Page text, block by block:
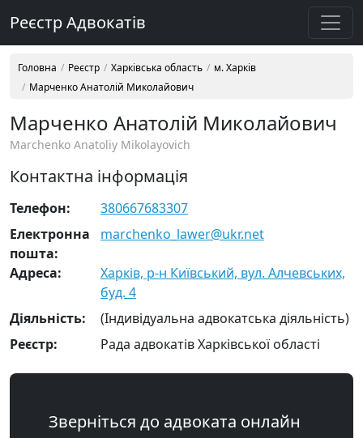
Реєстр Адвокатів
Головна Реєстр Харківська область
м. Харків
Марченко Анатолій Миколайович
Марченко Анатолій Миколайович
Marchenko Anatoliy Mikolayovich
Контактна інформація
Телефон:
380667683307
Електронна
пошта:
marchenko_lawer@ukr.net
Адреса:
Харків, р-н Київський, вул. Алчевських,
буд. 4
Діяльність:
(Індивідуальна адвокатська діяльність)
Реєстр:
Рада адвокатів Харківської області
Зверніться до адвоката онлайн